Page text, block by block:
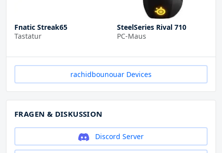
Fnatic Streak65
Tastatur
SteelSeries Rival 710
PC-Maus
rachidbounouar Devices
FRAGEN & DISKUSSION
Discord Server